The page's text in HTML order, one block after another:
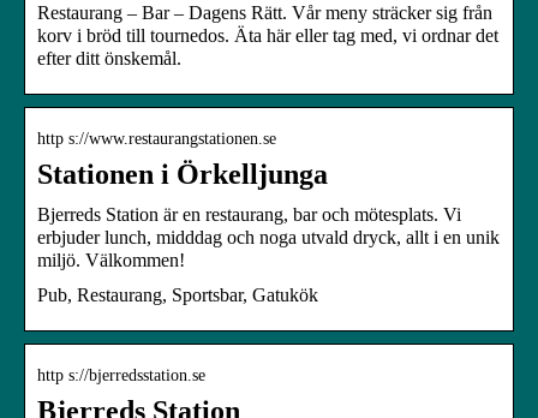
​Restaurang – Bar – Dagens Rätt. Vår meny sträcker sig från
korv i bröd till tournedos. Äta här eller tag med, vi ordnar det
efter ditt önskemål.
http s://www.restaurangstationen.se
Stationen i Örkelljunga
Bjerreds Station är en restaurang, bar och mötesplats. Vi
erbjuder lunch, midddag och noga utvald dryck, allt i en unik
miljö. Välkommen!
Pub, Restaurang, Sportsbar, Gatukök
http s://bjerredsstation.se
Bjerreds Station